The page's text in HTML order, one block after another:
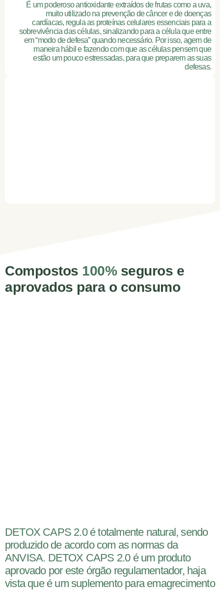
É um poderoso antioxidante extraídos de frutas como a uva,
muito utilizado na prevenção de câncer e de doenças
cardíacas, regula as proteínas celulares essenciais para a
sobrevivência das células, sinalizando para a célula que entre
em “modo de defesa” quando necessário. Por isso, agem de
maneira hábil e fazendo com que as células pensem que
estão um pouco estressadas, para que preparem as suas
defesas.
Compostos 100% seguros e
aprovados para o consumo
DETOX CAPS 2.0 é totalmente natural, sendo
produzido de acordo com as normas da
ANVISA. DETOX CAPS 2.0 é um produto
aprovado por este órgão regulamentador, haja
vista que é um suplemento para emagrecimento